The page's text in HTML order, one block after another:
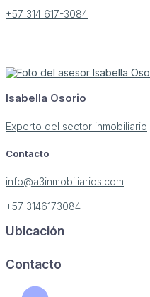
+57 314 617-3084
Isabella Osorio
Experto del sector inmobiliario
Contacto
info@a3inmobiliarios.com
+57 3146173084
Ubicación
Contacto